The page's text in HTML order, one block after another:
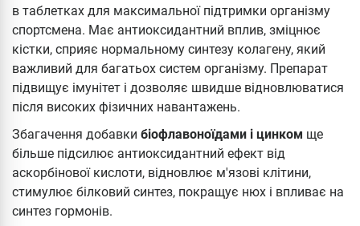
в таблетках для максимальної підтримки організму
спортсмена. Має антиоксидантний вплив, зміцнює
кістки, сприяє нормальному синтезу колагену, який
важливий для багатьох систем організму. Препарат
підвищує імунітет і дозволяє швидше відновлюватися
після високих фізичних навантажень.
Збагачення добавки біофлавоноїдами і цинком ще
більше підсилює антиоксидантний ефект від
аскорбінової кислоти, відновлює м'язові клітини,
стимулює білковий синтез, покращує нюх і впливає на
синтез гормонів.